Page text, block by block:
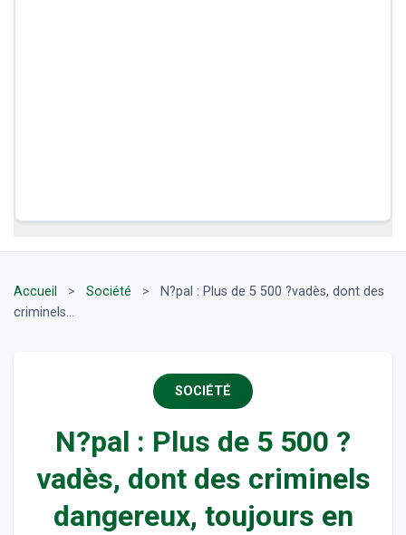
Accueil > Société >
N?pal : Plus de 5 500 ?vadès, dont des
criminels...
SOCIÉTÉ
N?pal : Plus de 5 500 ?
vadès, dont des criminels
dangereux, toujours en